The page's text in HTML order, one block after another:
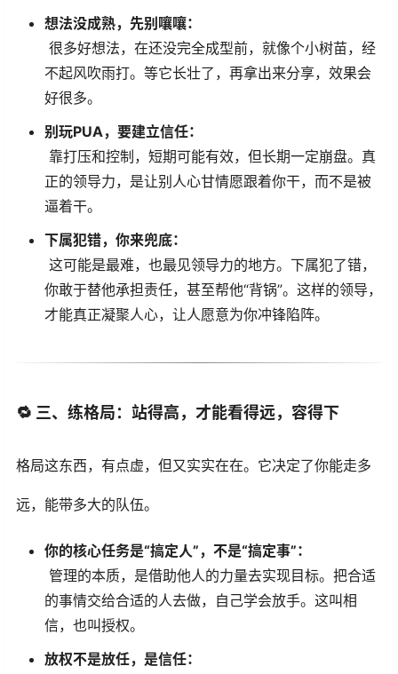
想法没成熟，先别嚷嚷：
很多好想法，在还没完全成型前，就像个小树苗，经
不起风吹雨打。等它长壮了，再拿出来分享，效果会
好很多。
别玩PUA，要建立信任：
靠打压和控制，短期可能有效，但长期一定崩盘。真
正的领导力，是让别人心甘情愿跟着你干，而不是被
逼着干。
下属犯错，你来兜底：
这可能是最难，也最见领导力的地方。下属犯了错，
你敢于替他承担责任，甚至帮他“背锅”。这样的领导，
才能真正凝聚人心，让人愿意为你冲锋陷阵。
🔁 三、练格局：站得高，才能看得远，容得下
格局这东西，有点虚，但又实实在在。它决定了你能走多
远，能带多大的队伍。
你的核心任务是“搞定人”，不是“搞定事”：
管理的本质，是借助他人的力量去实现目标。把合适
的事情交给合适的人去做，自己学会放手。这叫相
信，也叫授权。
放权不是放任，是信任：